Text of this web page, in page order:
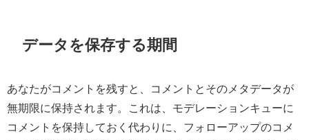
データを保存する期間
あなたがコメントを残すと、コメントとそのメタデータが
無期限に保持されます。これは、モデレーションキューに
コメントを保持しておく代わりに、フォローアップのコメ